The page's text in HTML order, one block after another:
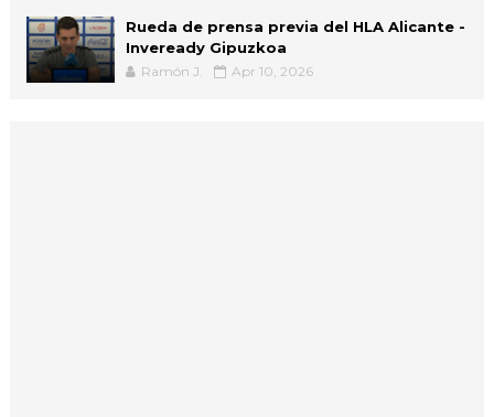
Rueda de prensa previa del HLA Alicante -
Inveready Gipuzkoa
Ramón J. Apr 10, 2026